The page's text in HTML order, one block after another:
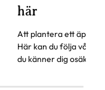
här
Att plantera ett
Här kan du följa våra
du känner dig osäker.
inget är det hög tid att